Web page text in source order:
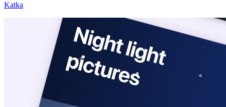
Katka